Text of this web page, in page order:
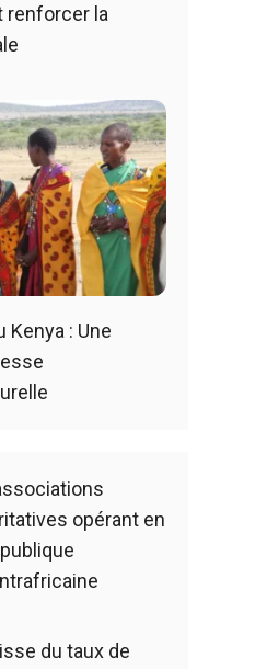
renforcer la
Kenya : Une
opérant en
du taux de